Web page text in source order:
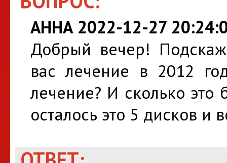
АННА 2022-12-27
Добрый вечер!
вас лечение в 2012
лечение? И сколько это
осталось это 5 дисков и